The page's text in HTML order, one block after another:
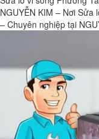
NGUYỄN KIM – Nơi Sửa
– Chuyên nghiệp tại